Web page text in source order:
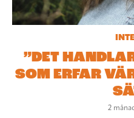
”DET
SOM ERFAR
2